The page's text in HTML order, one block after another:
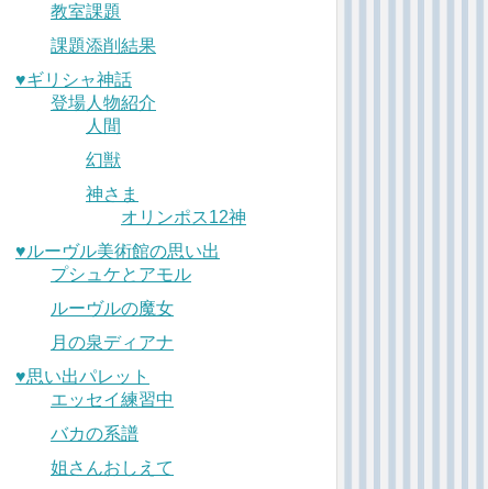
教室課題
課題添削結果
♥︎ギリシャ神話
登場人物紹介
人間
幻獣
神さま
オリンポス12神
♥︎ルーヴル美術館の思い出
プシュケとアモル
ルーヴルの魔女
月の泉ディアナ
♥︎思い出パレット
エッセイ練習中
バカの系譜
姐さんおしえて